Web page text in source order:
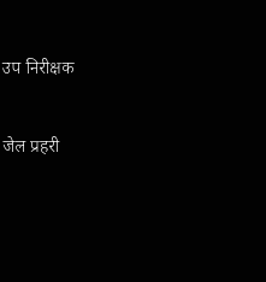
उप निरीक्षक
जेल प्रहरी